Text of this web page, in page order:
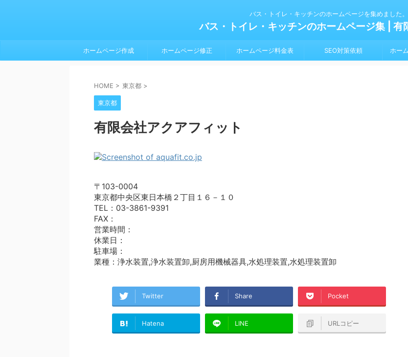
バス・トイレ・キッチンのホームページを集めました。
バス・トイレ・キッチンのホームページ集 |
ホームページ作成 ホームページ修正 ホームページ料金表 SEO対策依頼 ホー
HOME > 東京都 >
東京都
有限会社アクアフィット
〒103-0004
東京都中央区東日本橋２丁目１６－１０
TEL：03-3861-9391
FAX：
営業時間：
休業日：
駐車場：
業種：浄水装置,浄水装置卸,厨房用機械器具,水処理装置,水処理装置卸
Twitter Share Pocket
Hatena LINE URLコピー